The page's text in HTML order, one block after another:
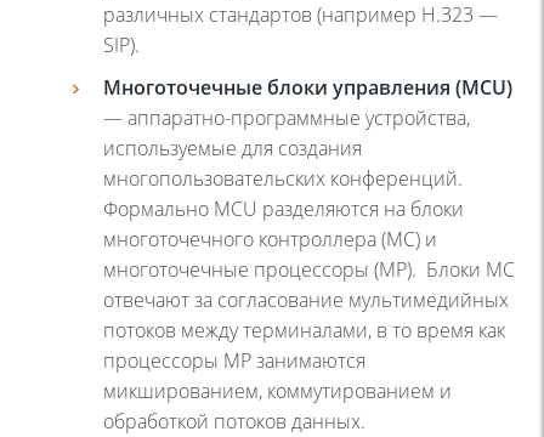
различных стандартов (например H.323 —
SIP).
Многоточечные блоки управления (MCU)
— аппаратно-программные устройства,
используемые для создания
многопользовательских конференций.
Формально MCU разделяются на блоки
многоточечного контроллера (MC) и
многоточечные процессоры (MP). Блоки MC
отвечают за согласование мультимедийных
потоков между терминалами, в то время как
процессоры MP занимаются
микшированием, коммутированием и
обработкой потоков данных.